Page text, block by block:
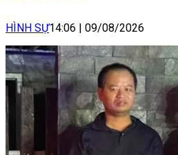
HÌNH SỰ14:06 | 09/08/2026